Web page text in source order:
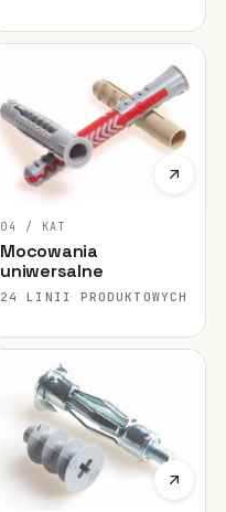
04 / KAT
Mocowania
uniwersalne
24 LINII PRODUKTOWYCH